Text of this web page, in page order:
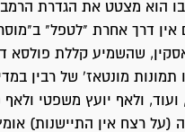
הוא מצטט את הגדרת
אין דרך אחרת "לטפל"
שהשמיע קללת פולסא
תמונות מונטאז' של רבין
ועוד, ולאף יועץ משפטי
(על רצח אין התיישנות)